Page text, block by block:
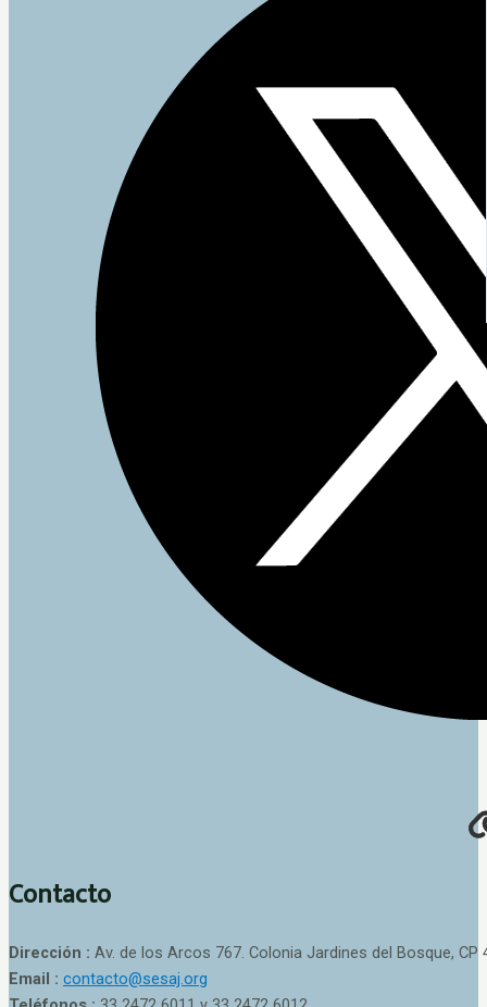
Contacto
Dirección : Av. de los Arcos 767. Colonia Jardines del Bosque, CP
Email : contacto@sesaj.org